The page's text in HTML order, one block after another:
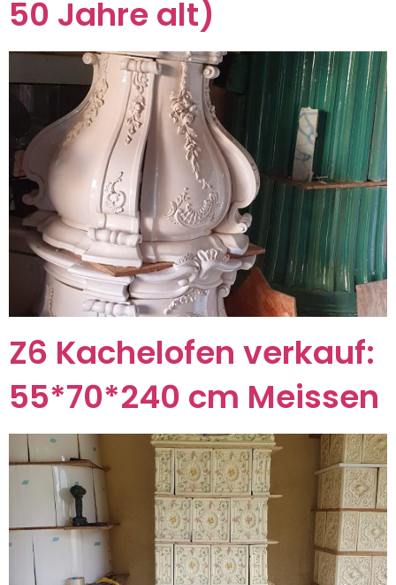
50 Jahre alt)
Z6 Kachelofen verkauf:
55*70*240 cm Meissen